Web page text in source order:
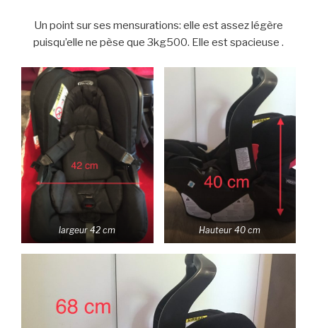
Un point sur ses mensurations: elle est assez légère
puisqu’elle ne pèse que 3kg500. Elle est spacieuse .
largeur 42 cm Hauteur 40 cm